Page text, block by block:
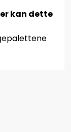
kan dette